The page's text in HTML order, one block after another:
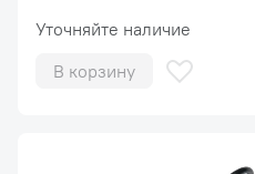
Уточняйте наличие
В корзину